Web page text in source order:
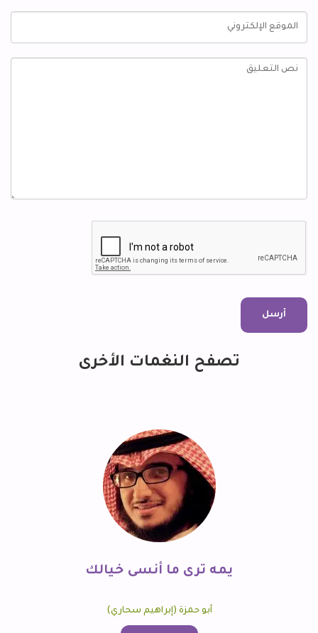
تصفح النغمات الأخرى
يمه ترى ما أنسى خيالك
أبو حمزة (إبراهيم سحاري)